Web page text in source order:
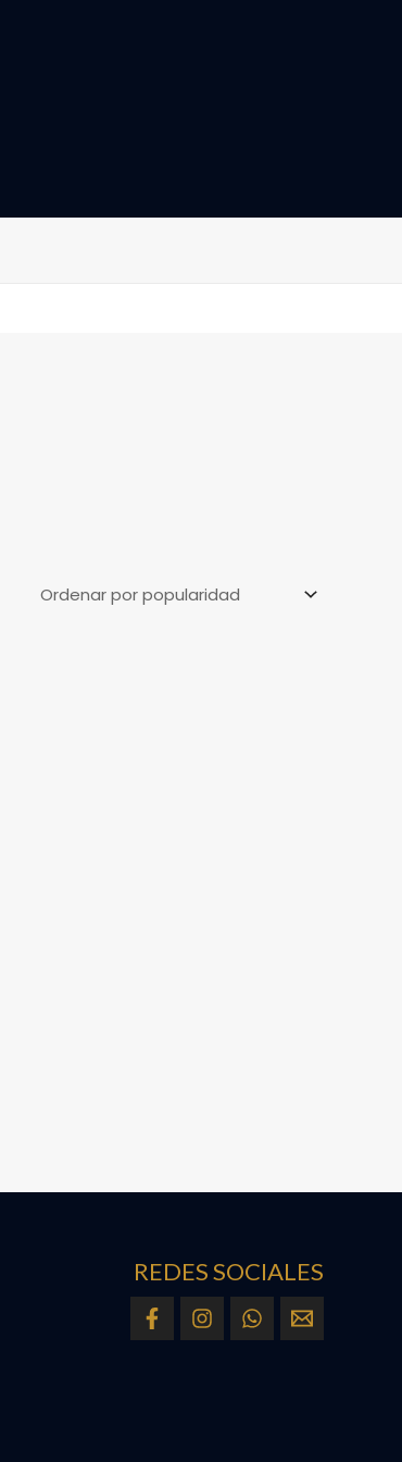
REDES SOCIALES